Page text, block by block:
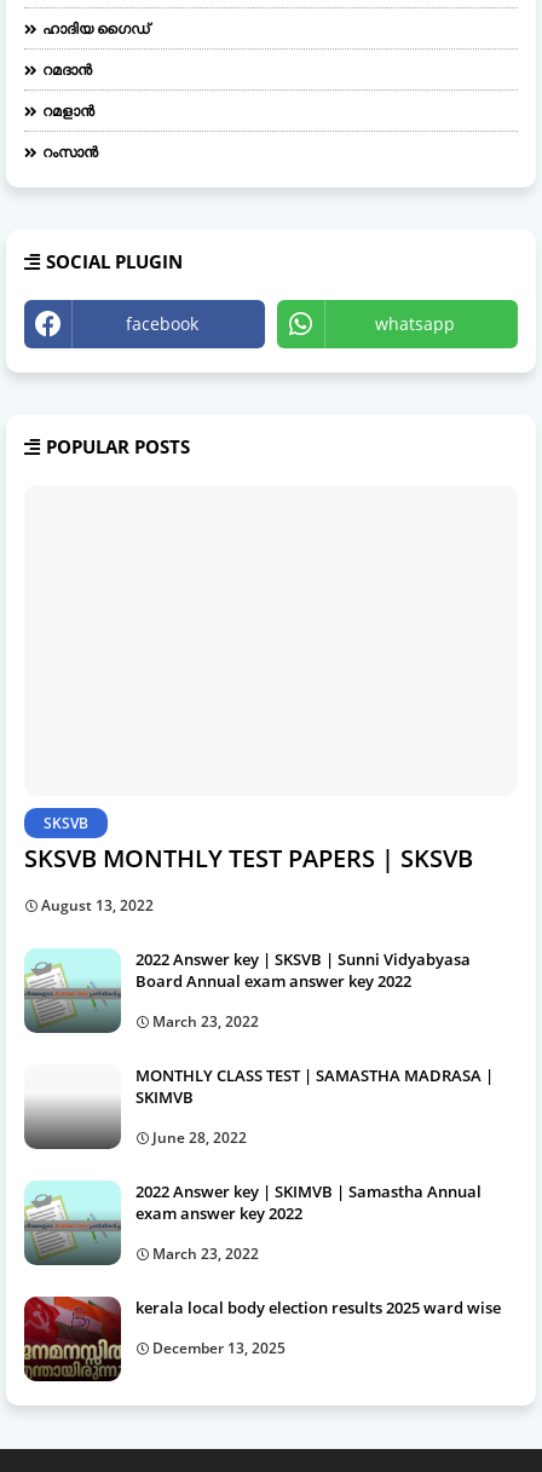
ഹാദിയ ഗൈഡ്
റമദാൻ
റമളാൻ
റംസാൻ
SOCIAL PLUGIN
facebook whatsapp
POPULAR POSTS
SKSVB
SKSVB MONTHLY TEST PAPERS | SKSVB
August 13, 2022
2022 Answer key | SKSVB | Sunni Vidyabyasa
Board Annual exam answer key 2022
March 23, 2022
MONTHLY CLASS TEST | SAMASTHA MADRASA |
SKIMVB
June 28, 2022
2022 Answer key | SKIMVB | Samastha Annual
exam answer key 2022
March 23, 2022
kerala local body election results 2025 ward wise
December 13, 2025